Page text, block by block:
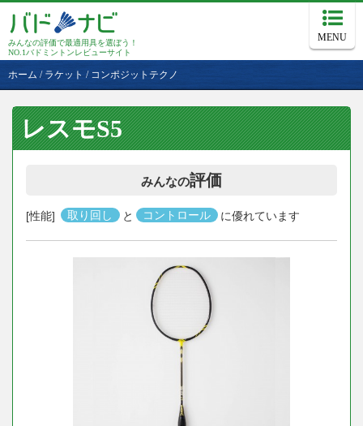
みんなの評価で最適用具を選ぼう！
NO.1バドミントンレビューサイト
MENU
ホーム / ラケット / コンポジットテクノ
レスモS5
みんなの評価
[性能] 取り回し と コントロール に優れています